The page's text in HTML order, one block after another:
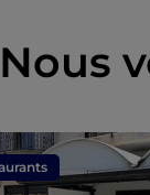
Nous